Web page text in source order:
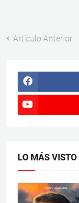
Artículo Anterior
LO MÁS VISTO